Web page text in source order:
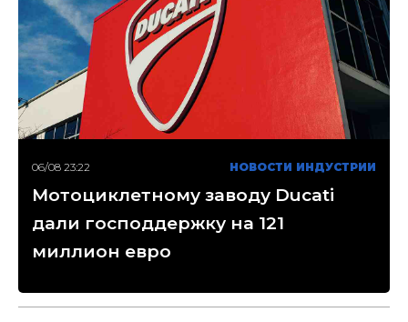
06/08 23:22 НОВОСТИ ИНДУСТРИИ
Мотоциклетному заводу Ducati
дали господдержку на 121
миллион евро